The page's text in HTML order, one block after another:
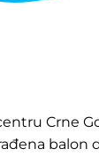
Crne
balon